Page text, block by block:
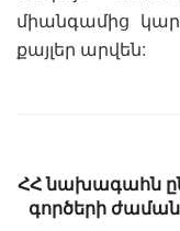
միանգամից
քայլեր արվեն:
ՀՀ նախագահն
գործերի